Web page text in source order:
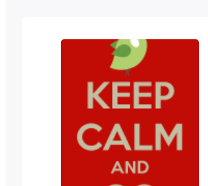
concertzaal echter niet
denkt multidisciplinaire
expert en ondernemer Danny
“Terwijl we steeds vaker zijn…